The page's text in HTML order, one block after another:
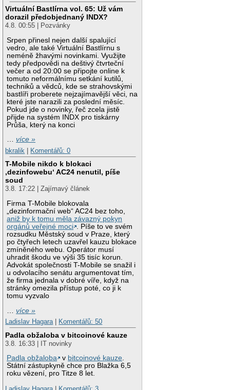
Virtuální Bastlírna vol. 65: Už vám
dorazil předobjednaný INDX?
4.8. 00:55 | Pozvánky
Srpen přinesl nejen další spalující
vedro, ale také Virtuální Bastlírnu s
neméně žhavými novinkami. Využijte
tedy předpovědi na deštivý čtvrteční
večer a od 20:00 se připojte online k
tomuto neformálnímu setkání kutilů,
techniků a vědců, kde se strahovskými
bastlíři proberete nejzajímavější věci, na
které jste narazili za poslední měsíc.
Pokud jde o novinky, řeč zcela jistě
přijde na systém INDX pro tiskárny
Průša, který na konci
…více »
bkralik | Komentářů: 0
T-Mobile nikdo k blokaci
‚dezinfowebu‘ AC24 nenutil, píše
soud
3.8. 17:22 | Zajímavý článek
Firma T-Mobile blokovala
„dezinformační web“ AC24 bez toho,
aniž by k tomu měla závazný pokyn
orgánů veřejné moci
. Píše to ve svém
rozsudku Městský soud v Praze, který
po čtyřech letech uzavřel kauzu blokace
zmíněného webu. Operátor musí
uhradit škodu ve výši 35 tisíc korun.
Advokát společnosti T-Mobile se snažil i
u odvolacího senátu argumentovat tím,
že firma jednala v dobré víře, když na
stránky omezila přístup poté, co ji k
tomu vyzvalo
…více »
Ladislav Hagara| Komentářů: 50
Padla obžaloba v bitcoinové kauze
3.8. 16:33 | IT novinky
Padla obžaloba
v bitcoinové kauze.
Státní zástupkyně chce pro Blažka 6,5
roku vězení, pro Titze 8 let.